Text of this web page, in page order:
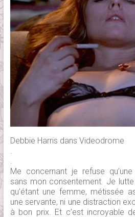
Debbie Harris dans Videodrome
Me concernant je refuse
sans mon consentement. Je
qu’étant une femme, métissée
une servante, ni une distraction
à bon prix. Et c’est incroyable